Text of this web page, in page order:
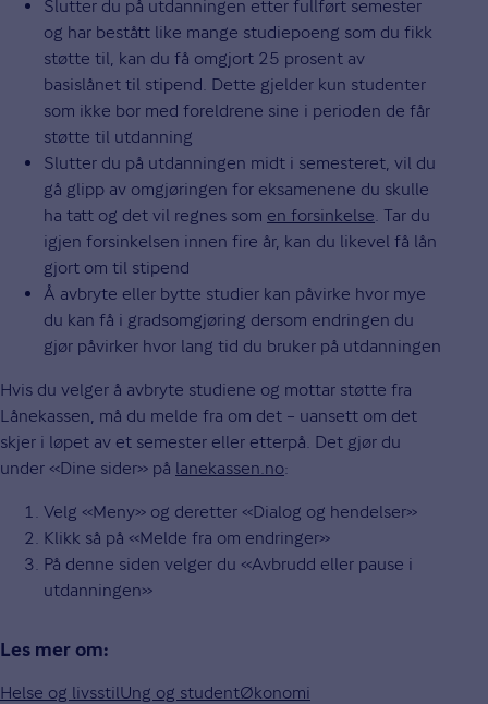
Slutter du på utdanningen etter fullført semester
og har bestått like mange studiepoeng som du fikk
støtte til, kan du få omgjort 25 prosent av
basislånet til stipend. Dette gjelder kun studenter
som ikke bor med foreldrene sine i perioden de får
støtte til utdanning
Slutter du på utdanningen midt i semesteret, vil du
gå glipp av omgjøringen for eksamenene du skulle
ha tatt og det vil regnes som en forsinkelse. Tar du
igjen forsinkelsen innen fire år, kan du likevel få lån
gjort om til stipend
Å avbryte eller bytte studier kan påvirke hvor mye
du kan få i gradsomgjøring dersom endringen du
gjør påvirker hvor lang tid du bruker på utdanningen
Hvis du velger å avbryte studiene og mottar støtte fra
Lånekassen, må du melde fra om det – uansett om det
skjer i løpet av et semester eller etterpå. Det gjør du
under «Dine sider» på lanekassen.no:
Velg «Meny» og deretter «Dialog og hendelser»
Klikk så på «Melde fra om endringer»
På denne siden velger du «Avbrudd eller pause i
utdanningen»
Les mer om:
Helse og livsstilUng og studentØkonomi